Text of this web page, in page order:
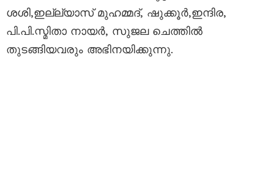
ശശി,ഇല്ല്യാസ് മുഹമ്മദ്, ഷുക്കൂർ,ഇന്ദിര,
പി.പി.സ്മിതാ നായർ, സുജല ചെത്തിൽ
തുടങ്ങിയവരും അഭിനയിക്കുന്നു.